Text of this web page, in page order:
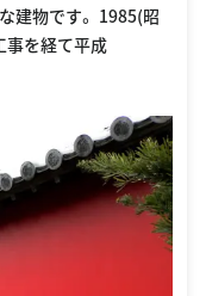
建物です。 1985(昭
事を経て平成